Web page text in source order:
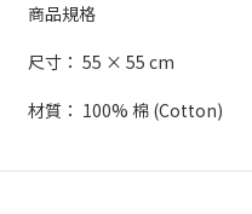
商品規格
尺寸： 55 × 55 cm
材質： 100% 棉 (Cotton)